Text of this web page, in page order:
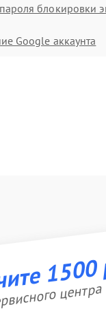
блокировки
Google аккаунта